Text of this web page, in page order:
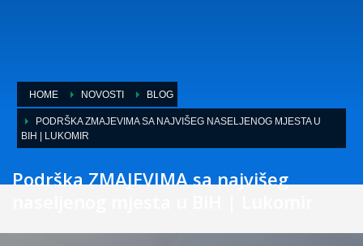
HOME NOVOSTI BLOG
PODRŠKA ZMAJEVIMA SA NAJVIŠEG NASELJENOG MJESTA U
BIH | LUKOMIR
Podrška ZMAJEVIMA sa najvišeg